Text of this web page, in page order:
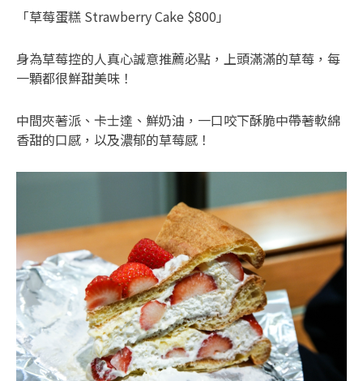
「草莓蛋糕 Strawberry Cake $800」
身為草莓控的人真心誠意推薦必點，上頭滿滿的草莓，每
一顆都很鮮甜美味！
中間夾著派、卡士達、鮮奶油，一口咬下酥脆中帶著軟綿
香甜的口感，以及濃郁的草莓感！